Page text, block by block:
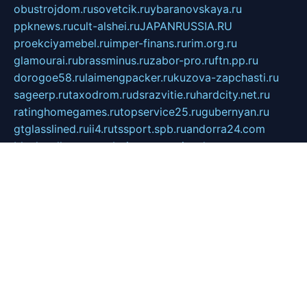
obustrojdom.rusovetcik.ruybaranovskaya.ru
ppknews.rucult-alshei.ruJAPANRUSSIA.RU
proekciyamebel.ruimper-finans.rurim.org.ru
glamourai.rubrassminus.ruzabor-pro.ruftn.pp.ru
dorogoe58.rulaimengpacker.rukuzova-zapchasti.ru
sageerp.rutaxodrom.rudsrazvitie.ruhardcity.net.ru
ratinghomegames.rutopservice25.rugubernyan.ru
gtglasslined.ruii4.rutssport.spb.ruandorra24.com
blackwallstreet.ruoboimos.ruoptim-doors.com.ru